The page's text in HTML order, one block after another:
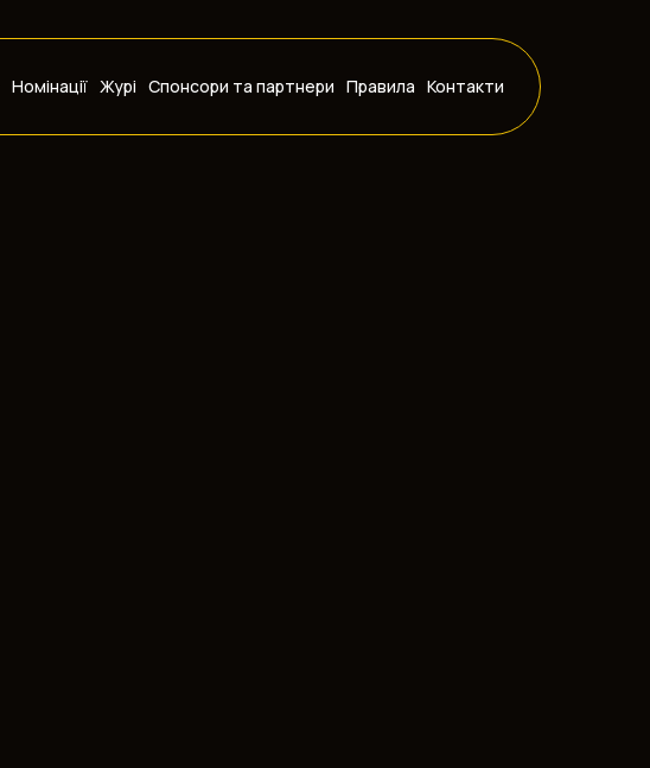
Номінації Журі Спонсори та партнери Правила Контакти